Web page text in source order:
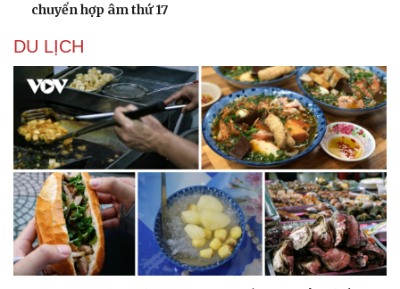
Văn hóa
Sân khấu - Điện ảnh
Văn học
Âm nhạc
Giải trí
Nghệ sĩ
Thời trang
Sao Việt
chuyển hợp âm thứ 17
DU LỊCH